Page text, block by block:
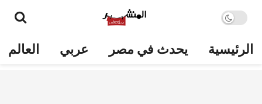
الرئيسية يحدث في مصر عربي العالم